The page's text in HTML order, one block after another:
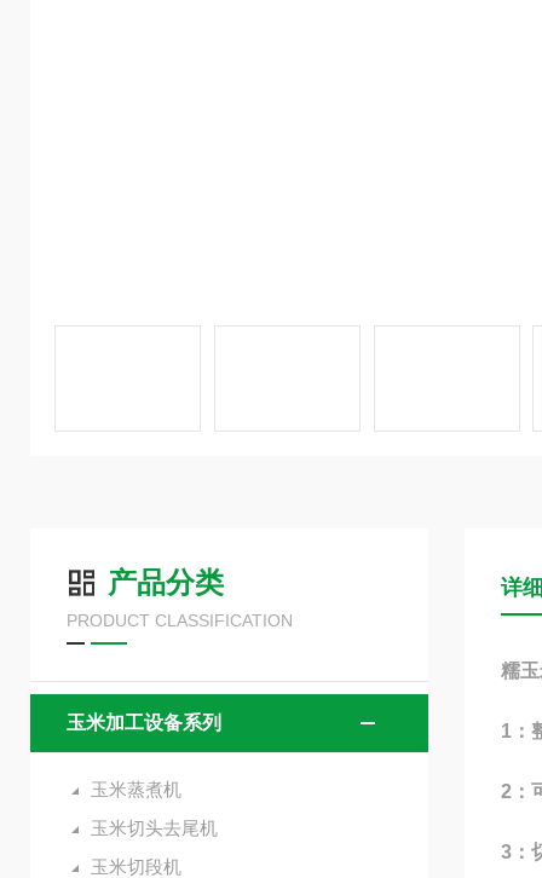
产品分类
PRODUCT CLASSIFICATION
玉米加工设备系列
玉米蒸煮机
玉米切头去尾机
玉米切段机
详
糯
1：
2：
3：